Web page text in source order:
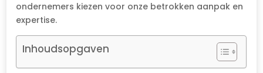
ondernemers kiezen voor onze betrokken aanpak en
expertise.
Inhoudsopgaven